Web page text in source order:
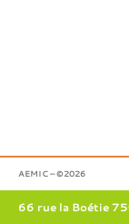
AEMIC – ©2026
66 rue la Boétie